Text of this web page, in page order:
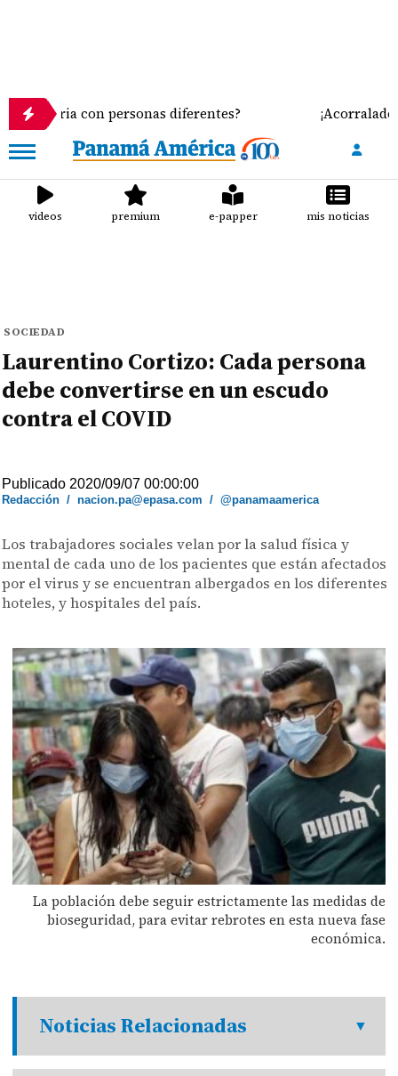
personas diferentes? ¡Acorralados! Leche
videos premium e-papper mis noticias
SOCIEDAD
Laurentino Cortizo: Cada persona
debe convertirse en un escudo
contra el COVID
Publicado 2020/09/07 00:00:00
Redacción /nacion.pa@epasa.com /@panamaamerica
Los trabajadores sociales velan por la salud física y
mental de cada uno de los pacientes que están afectados
por el virus y se encuentran albergados en los diferentes
hoteles, y hospitales del país.
La población debe seguir estrictamente las medidas de
bioseguridad, para evitar rebrotes en esta nueva fase
económica.
Noticias Relacionadas